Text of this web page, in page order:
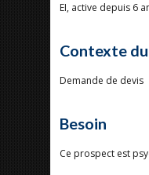
EI, active depuis 6
Contexte
Demande de devis
Besoin
Ce prospect est